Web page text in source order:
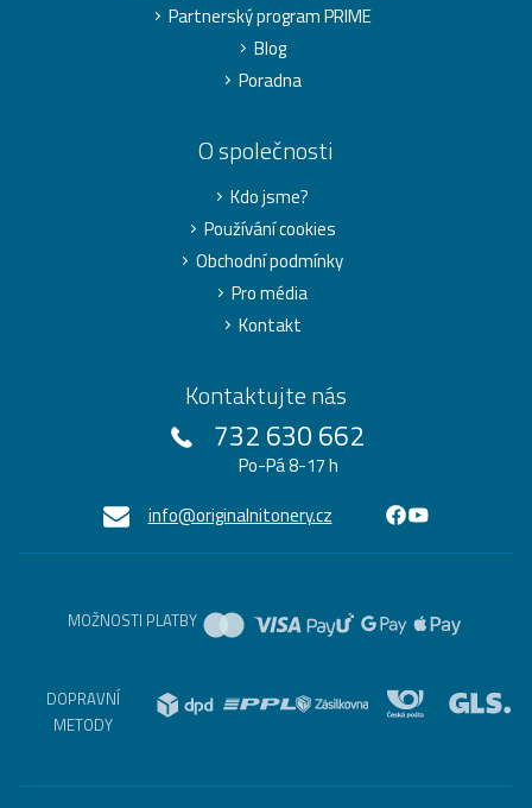
Partnerský program PRIME
Blog
Poradna
O společnosti
Kdo jsme?
Používání cookies
Obchodní podmínky
Pro média
Kontakt
Kontaktujte nás
732 630 662
Po-Pá 8-17 h
info@originalnitonery.cz
MOŽNOSTI PLATBY
DOPRAVNÍ
METODY